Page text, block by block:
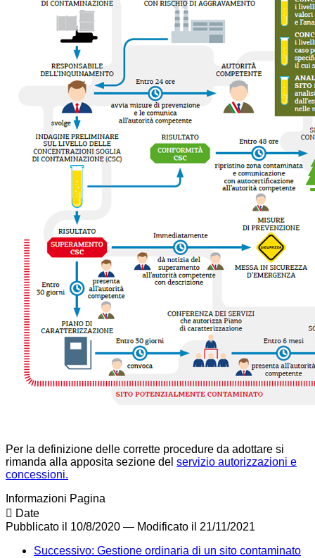
Per la definizione delle corrette procedure da adottare si
rimanda alla apposita sezione del servizio autorizzazioni e
concessioni.
Informazioni Pagina
Date
Pubblicato il 10/8/2020 — Modificato il 21/11/2021
Successivo: Gestione ordinaria di un sito contaminato